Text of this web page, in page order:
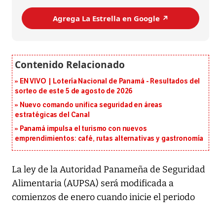
Agrega La Estrella en Google ↗️
EN VIVO | Lotería Nacional de Panamá - Resultados del
sorteo de este 5 de agosto de 2026
Nuevo comando unifica seguridad en áreas
estratégicas del Canal
Panamá impulsa el turismo con nuevos
emprendimientos: café, rutas alternativas y gastronomía
La ley de la Autoridad Panameña de Seguridad
Alimentaria (AUPSA) será modificada a
comienzos de enero cuando inicie el periodo